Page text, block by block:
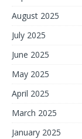
August 2025
July 2025
June 2025
May 2025
April 2025
March 2025
January 2025